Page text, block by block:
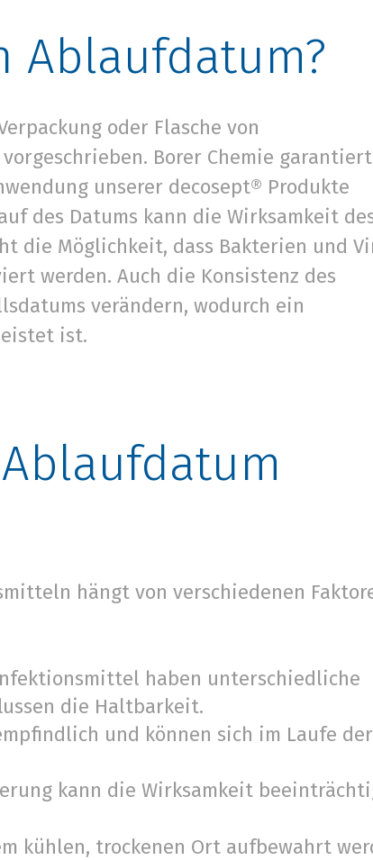
Ablaufdatum?
oder Flasche von
Borer Chemie
unserer decosept® Produkte
des Datums kann die Wirksamkeit
die Möglichkeit, dass Bakterien und
werden. Auch die Konsistenz des
verändern, wodurch ein
ist.
hängt von verschiedenen
haben unterschiedliche
die Haltbarkeit.
und können sich im Laufe der
kann die Wirksamkeit
kühlen, trockenen Ort aufbewahrt